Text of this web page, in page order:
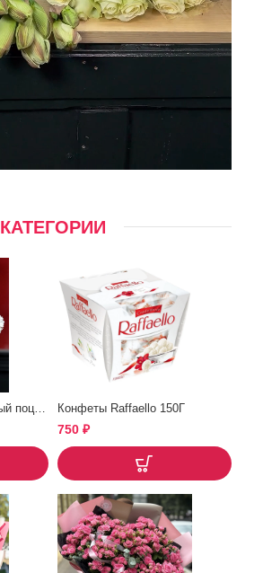
КАТЕГОРИИ
Конфеты Raffaello 150Г
750 ₽